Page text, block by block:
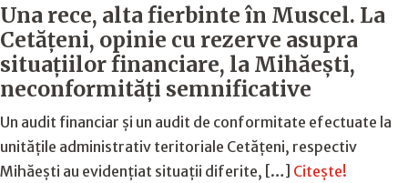
Una rece, alta fierbinte în Muscel. La
Cetăţeni, opinie cu rezerve asupra
situaţiilor financiare, la Mihăeşti,
neconformităţi semnificative
Un audit financiar și un audit de conformitate efectuate la
unitățile administrativ teritoriale Cetățeni, respectiv
Mihăești au evidențiat situații diferite, […] Citește!